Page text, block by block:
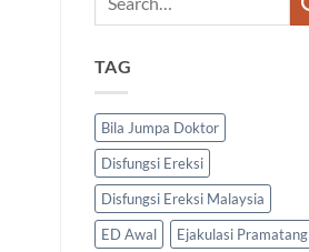
TAG
Bila Jumpa Doktor
Disfungsi Ereksi
Disfungsi Ereksi Malaysia
ED Awal
Ejakulasi Pramatang